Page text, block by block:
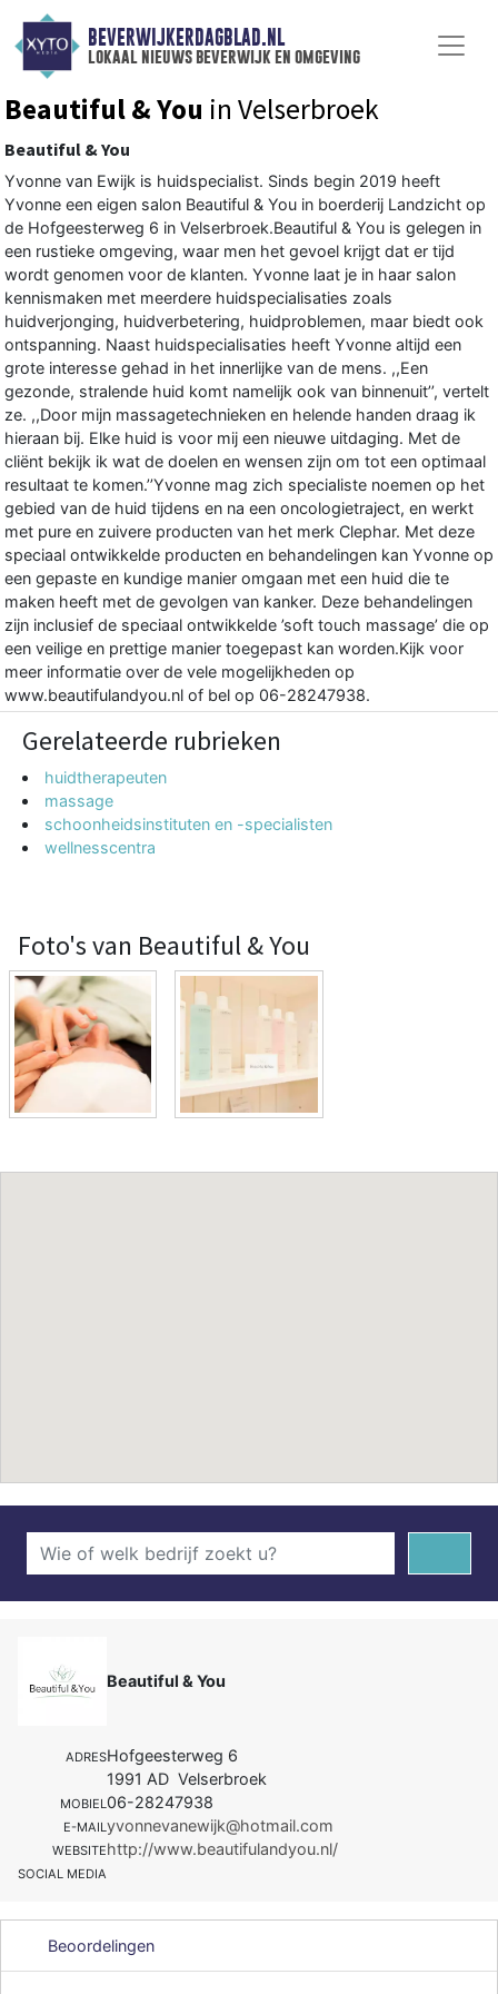
BEVERWIJKERDAGBLAD.NL
lokaal nieuws beverwijk en omgeving
Beautiful & You in Velserbroek
Beautiful & You
Yvonne van Ewijk is huidspecialist. Sinds begin 2019 heeft
Yvonne een eigen salon Beautiful & You in boerderij Landzicht op
de Hofgeesterweg 6 in Velserbroek.Beautiful & You is gelegen in
een rustieke omgeving, waar men het gevoel krijgt dat er tijd
wordt genomen voor de klanten. Yvonne laat je in haar salon
kennismaken met meerdere huidspecialisaties zoals
huidverjonging, huidverbetering, huidproblemen, maar biedt ook
ontspanning. Naast huidspecialisaties heeft Yvonne altijd een
grote interesse gehad in het innerlijke van de mens. ,,Een
gezonde, stralende huid komt namelijk ook van binnenuit’’, vertelt
ze. ,,Door mijn massagetechnieken en helende handen draag ik
hieraan bij. Elke huid is voor mij een nieuwe uitdaging. Met de
cliënt bekijk ik wat de doelen en wensen zijn om tot een optimaal
resultaat te komen.’’Yvonne mag zich specialiste noemen op het
gebied van de huid tijdens en na een oncologietraject, en werkt
met pure en zuivere producten van het merk Clephar. Met deze
speciaal ontwikkelde producten en behandelingen kan Yvonne op
een gepaste en kundige manier omgaan met een huid die te
maken heeft met de gevolgen van kanker. Deze behandelingen
zijn inclusief de speciaal ontwikkelde ’soft touch massage’ die op
een veilige en prettige manier toegepast kan worden.Kijk voor
meer informatie over de vele mogelijkheden op
www.beautifulandyou.nl of bel op 06-28247938.
Gerelateerde rubrieken
huidtherapeuten
massage
schoonheidsinstituten en -specialisten
wellnesscentra
Foto's van Beautiful & You
Beautiful & You
ADRESHofgeesterweg 6
1991 AD Velserbroek
MOBIEL06-28247938
E-MAILyvonnevanewijk@hotmail.com
WEBSITEhttp://www.beautifulandyou.nl/
SOCIAL MEDIA
Beoordelingen